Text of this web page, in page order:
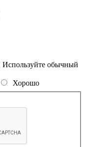
Используйте обычный
Хорошо